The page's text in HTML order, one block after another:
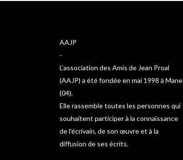
AAJP
-
L’association des Amis de Jean Proal
(AAJP) a été fondée en mai 1998 à Mane
(04).
Elle rassemble toutes les personnes qui
souhaitent participer à la connaissance
de l’écrivain, de son œuvre et à la
diffusion de ses écrits.